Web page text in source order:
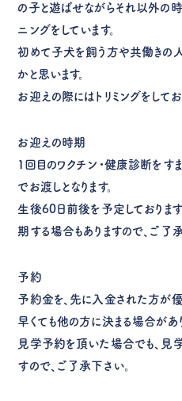
の子と遊ばせながらそれ以外の
ニングをしています。
初めて子犬を飼う方や共働きの
かと思います。
お迎えの際にはトリミングをしてお
お迎えの時期
１回目のワクチン・健康診断をす
でお渡しとなります。
生後60日前後を予定しておりま
期する場合もありますので、ご了承
予約
予約金を、先に入金された方が
早くても他の方に決まる場合があり
見学予約を頂いた場合でも、見
すので、ご了承下さい。